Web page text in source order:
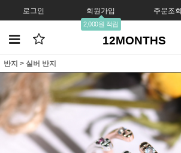
로그인 회원가입
2,000원 적립
주문조회
12MONTHS
반지 > 실버 반지